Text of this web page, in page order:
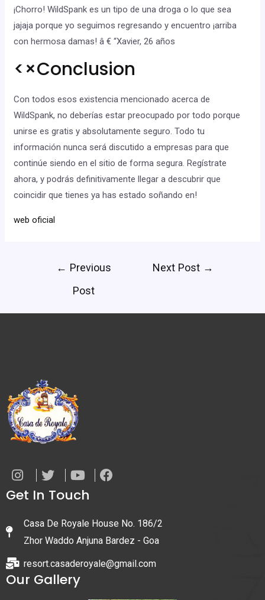
¡Chorro! WildSpank es un tipo de una droga o lo que sea
jajaja porque yo seguimos regresando y encuentro ¡arriba
con hermosa damas! â € “Xavier, 26 años
<×Conclusion
Con todos esos existencia mencionado acerca de
WildSpank, no deberías estar preocupado por todo porque
unirse es gratis y absolutamente seguro. Todo tu
información nunca será discutido a empresas para que
continúe siendo en el sitio de forma segura. Regístrate
ahora, y podrás definitivamente llegar a descubrir que
coincidir que tienes ya has estado soñando en!
web oficial
← Previous
Post
Next Post →
Get In Touch
Casa De Royale House No. 186/2
Zhor Waddo Anjuna Bardez - Goa
resort.casaderoyale@gmail.com
Our Gallery